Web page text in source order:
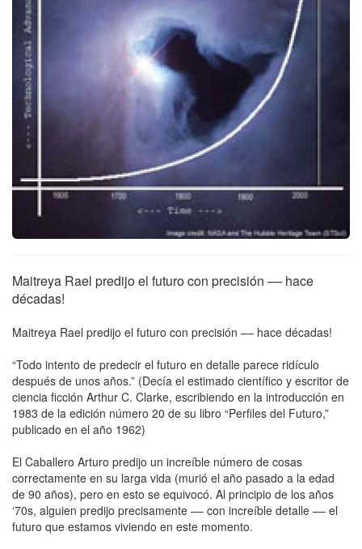
Maitreya Rael predijo el futuro con precisión –– hace
décadas!
Maitreya Rael predijo el futuro con precisión –– hace décadas!
“Todo intento de predecir el futuro en detalle parece ridículo
después de unos años.” (Decía el estimado científico y escritor de
ciencia ficción Arthur C. Clarke, escribiendo en la introducción en
1983 de la edición número 20 de su libro “Perfiles del Futuro,”
publicado en el año 1962)
El Caballero Arturo predijo un increíble número de cosas
correctamente en su larga vida (murió el año pasado a la edad
de 90 años), pero en esto se equivocó. Al principio de los años
‘70s, alguien predijo precisamente –– con increíble detalle –– el
futuro que estamos viviendo en este momento.